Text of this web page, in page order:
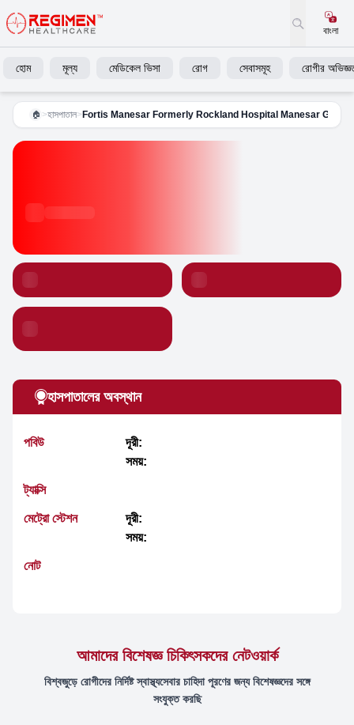
বাংলা
হোম মূল্য মেডিকেল ভিসা রোগ সেবাসমূহ রোগীর
🏠 >হাসপাতাল> Fortis Manesar Formerly Rockland Hospital Manesar
হাসপাতালের অবস্থান
পবিউ
দূরী:
সময়:
ট্যাক্সি
মেট্রো স্টেশন
দূরী:
সময়:
নোট
আমাদের বিশেষজ্ঞ চিকিৎসকদের নেটওয়ার্ক
বিশ্বজুড়ে রোগীদের নির্দিষ্ট স্বাস্থ্যসেবার চাহিদা পূরণের জন্য বিশেষজ্ঞদের সঙ্গে
সংযুক্ত করছি